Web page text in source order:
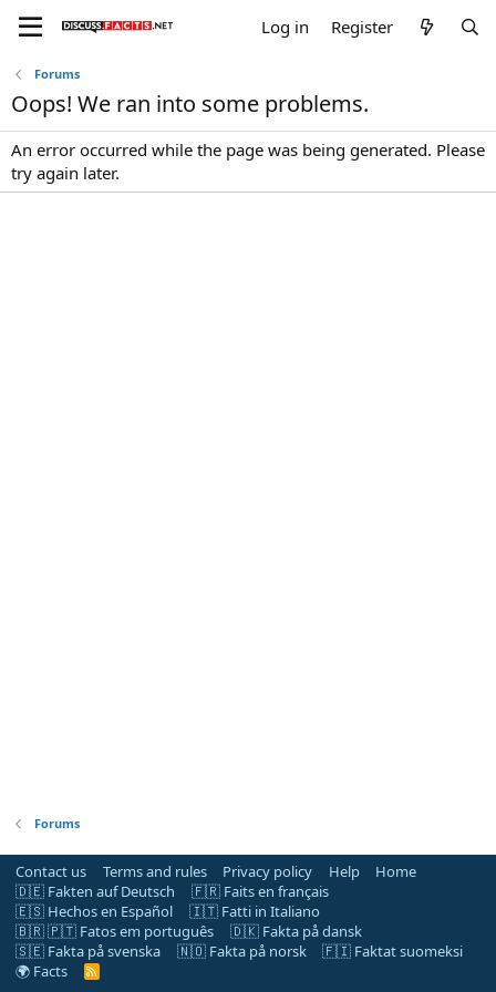
Log in Register
Forums
Oops! We ran into some problems.
An error occurred while the page was being generated. Please
try again later.
Forums
Contact us Terms and rules Privacy policy Help
Home
🇩🇪 Fakten auf Deutsch
🇫🇷 Faits en français
🇪🇸 Hechos en Español
🇮🇹 Fatti in Italiano
🇧🇷 🇵🇹 Fatos em português
🇩🇰 Fakta på dansk
🇸🇪 Fakta på svenska
🇳🇴 Fakta på norsk
🇫🇮 Faktat suomeksi
🌍 Facts
R